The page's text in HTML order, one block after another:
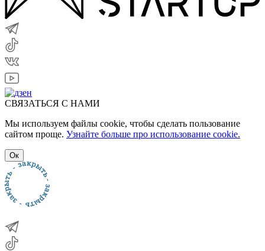
СВЯЗАТЬСЯ С НАМИ
Мы используем файлы cookie, чтобы сделать пользование
сайтом проще. Узнайте больше про использование cookie.
Ок